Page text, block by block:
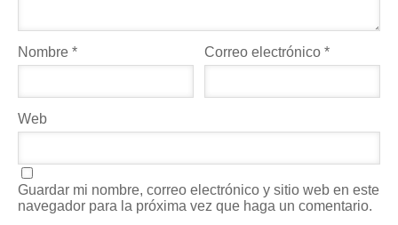
Nombre * Correo electrónico*
Web
Guardar mi nombre, correo electrónico y sitio web en este
navegador para la próxima vez que haga un comentario.